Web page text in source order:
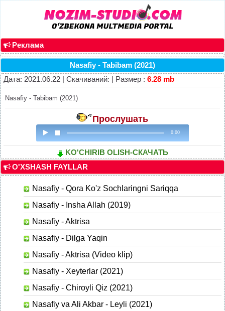
Реклама
Nasafiy - Tabibam (2021)
Дата: 2021.06.22 | Скачиваний: | Размер : 6.28 mb
Nasafiy - Tabibam (2021)
Прослушать
0:00
KO'CHIRIB OLISH-СКАЧАТЬ
O'XSHASH FAYLLAR
Nasafiy - Qora Ko'z Sochlaringni Sariqqa
Nasafiy - Insha Allah (2019)
Nasafiy - Aktrisa
Nasafiy - Dilga Yaqin
Nasafiy - Aktrisa (Video klip)
Nasafiy - Xeyterlar (2021)
Nasafiy - Chiroyli Qiz (2021)
Nasafiy va Ali Akbar - Leyli (2021)